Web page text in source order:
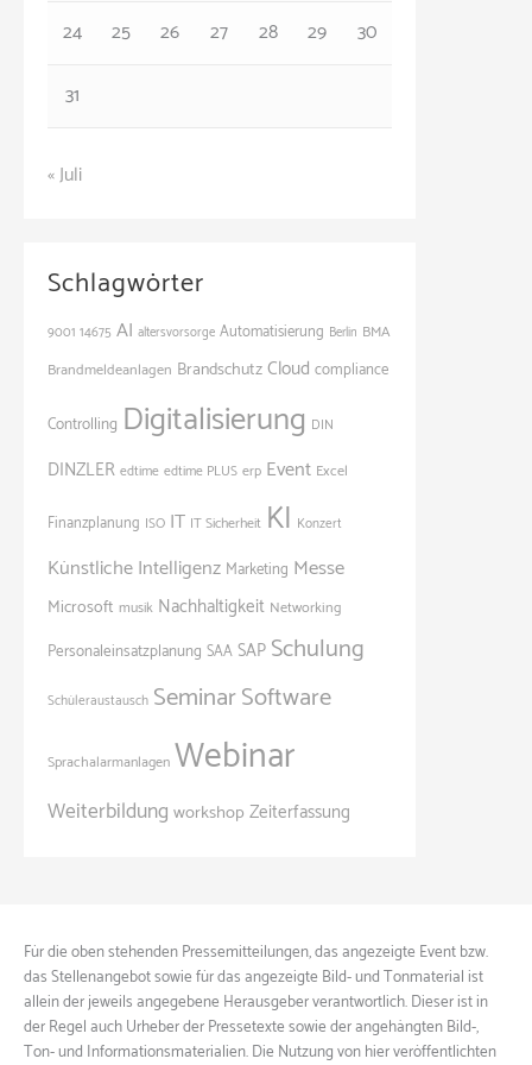
24
25 26 27 28 29
30
31
« Juli
Schlagwörter
9001 14675 AI altersvorsorge Automatisierung Berlin BMA
Brandmeldeanlagen BrandschutzCloud compliance
Controlling Digitalisierung DIN
DINZLER edtime edtime PLUS erp Event Excel
Finanzplanung ISO IT IT Sicherheit KI Konzert
Künstliche Intelligenz Marketing Messe
Microsoft musik Nachhaltigkeit Networking
Personaleinsatzplanung SAASAP Schulung
Schüleraustausch SeminarSoftware
Sprachalarmanlagen Webinar
Weiterbildung workshop Zeiterfassung
Für die oben stehenden Pressemitteilungen, das angezeigte Event bzw.
das Stellenangebot sowie für das angezeigte Bild- und Tonmaterial ist
allein der jeweils angegebene Herausgeber verantwortlich. Dieser ist in
der Regel auch Urheber der Pressetexte sowie der angehängten Bild-,
Ton- und Informationsmaterialien. Die Nutzung von hier veröffentlichten